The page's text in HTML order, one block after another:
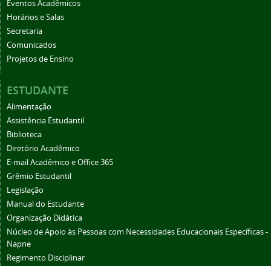
Eventos Acadêmicos
Horários e Salas
Secretaria
Comunicados
Projetos de Ensino
ESTUDANTE
Alimentação
Assistência Estudantil
Biblioteca
Diretório Acadêmico
E-mail Acadêmico e Office 365
Grêmio Estudantil
Legislação
Manual do Estudante
Organização Didática
Núcleo de Apoio às Pessoas com Necessidades Educacionais Específicas -
Napne
Regimento Disciplinar